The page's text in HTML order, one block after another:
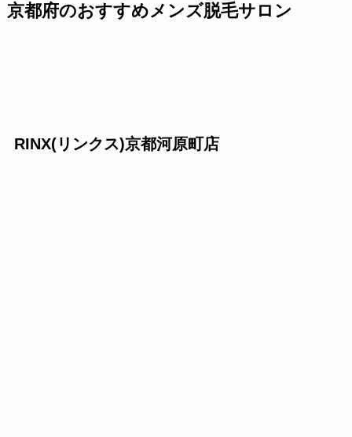
京都府のおすすめメンズ脱毛サロン
RINX(リンクス)京都河原町店